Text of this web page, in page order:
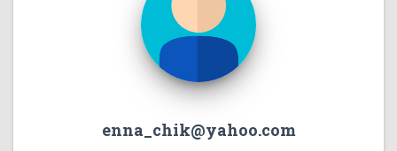
enna_chik@yahoo.com